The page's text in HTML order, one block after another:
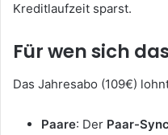
Kreditlaufzeit sparst.
Für wen sich
Das Jahresabo (109€)
Paare: Der Paar-Sync